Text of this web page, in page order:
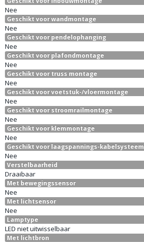
Nee
Geschikt voor wandmontage
Nee
Geschikt voor pendelophanging
Nee
Geschikt voor plafondmontage
Nee
Geschikt voor truss montage
Nee
Geschikt voor voetstuk-/vloermontage
Nee
Geschikt voor stroomrailmontage
Nee
Geschikt voor klemmontage
Nee
Geschikt voor laagspannings-kabelsysteem
Nee
Verstelbaarheid
Draaibaar
Met bewegingssensor
Nee
Met lichtsensor
Nee
Lamptype
LED niet uitwisselbaar
Met lichtbron